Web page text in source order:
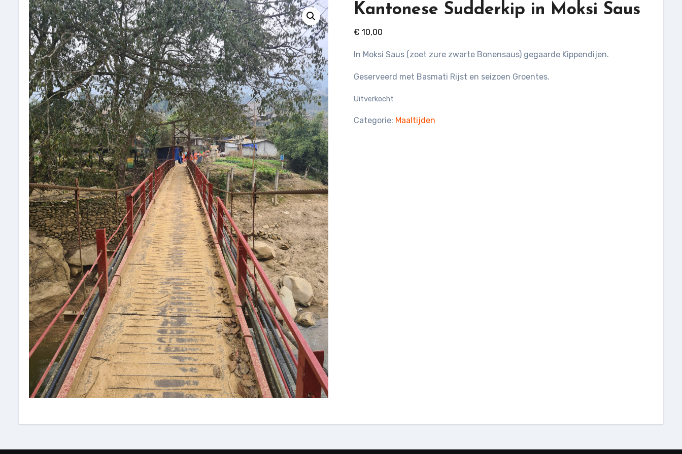
Kantonese Sudderkip in Moksi Saus
€ 10,00
In Moksi Saus (zoet zure zwarte Bonensaus) gegaarde Kippendijen.
Geserveerd met Basmati Rijst en seizoen Groentes.
Uitverkocht
Categorie: Maaltijden